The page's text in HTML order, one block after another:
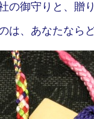
の御守りと、贈
は、あなたなら